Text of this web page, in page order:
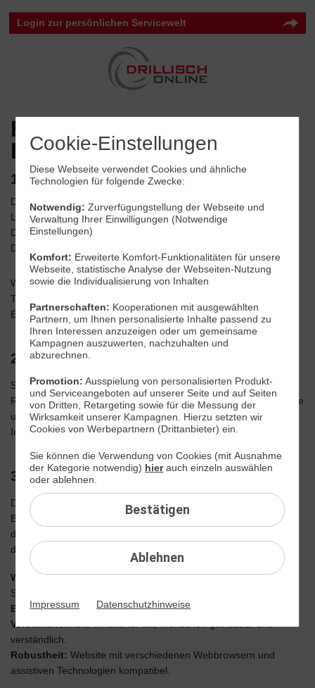
Login zur persönlichen Servicewelt
Erklärung zur
Barrierefreiheit
1. Angaben zum Unternehmen
Drillisch Online GmbH
Lindleystraße 11
D - 60314 Frankfurt am Main
Deutschland
Web:https://www.drillisch-online.de
Telefon:
E-Mail:kontakt@drillisch-online.de
2. Rückmeldung zu Barrierefreiheit
Sie können uns jederzeit unterkontakt@drillisch-online.deeine
Rückmeldung zur Barrierefreiheit geben. Beachten sie hierzu bitte
unsere Datenschutzbestimmungen. Insbesondere können Sie
Inhalte melden, die Ihrer Meinung nach nicht barrierefrei sind.
3. Geltende Anforderungen nach BFSG
Die Anforderungen zur Barrierefreiheit ergeben sich aus dem
BFSG und der BFSGV. Für Wahrnehmung und Bedienbarkeit gilt
das
der
wesentlichen vier Grundprinzipien Barrierefreiheit
Wahrnehmbarkeit:Informationen über zwei unterschiedliche
Sinneskanäle.
Bedienbarkeit: Trotz „Behinderung“ ist Interaktion möglich.
Verständlichkeit:
verständlich.
Robustheit: Website mit verschiedenen Webbrowsern und
assistiven Technologien kompatibel.
Cookie-Einstellungen
Diese Webseite verwendet Cookies und ähnliche
Technologien für folgende Zwecke:
Notwendig: Zurverfügungstellung der Webseite und
Verwaltung Ihrer Einwilligungen (Notwendige
Einstellungen)
Komfort: Erweiterte Komfort-Funktionalitäten für unsere
Webseite, statistische Analyse der Webseiten-Nutzung
sowie die Individualisierung von Inhalten
Partnerschaften: Kooperationen mit ausgewählten
Partnern, um Ihnen personalisierte Inhalte passend zu
Ihren Interessen anzuzeigen oder um gemeinsame
Kampagnen auszuwerten, nachzuhalten und
abzurechnen.
Promotion: Ausspielung von personalisierten Produkt-
und Serviceangeboten auf unserer Seite und auf Seiten
von Dritten, Retargeting sowie für die Messung der
Wirksamkeit unserer Kampagnen. Hierzu setzten wir
Cookies von Werbepartnern (Drittanbieter) ein.
Ablehnen
Sie können die Verwendung von Cookies (mit Ausnahme
der Kategorie notwendig) hierauch einzeln auswählen
oder ablehnen.
Bestätigen
Impressum Datenschutzhinweise